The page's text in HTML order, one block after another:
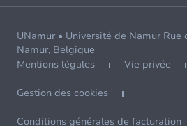
UNamur • Université de Namur Rue
Namur, Belgique
Mentions légales
Vie privée
Gestion des cookies
Conditions générales de facturation